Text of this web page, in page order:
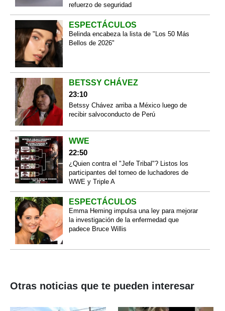
refuerzo de seguridad
ESPECTÁCULOS
Belinda encabeza la lista de "Los 50 Más
Bellos de 2026"
BETSSY CHÁVEZ
23:10
Betssy Chávez arriba a México luego de
recibir salvoconducto de Perú
WWE
22:50
¿Quien contra el "Jefe Tribal"? Listos los
participantes del torneo de luchadores de
WWE y Triple A
ESPECTÁCULOS
Emma Heming impulsa una ley para mejorar
la investigación de la enfermedad que
padece Bruce Willis
Otras noticias que te pueden interesar